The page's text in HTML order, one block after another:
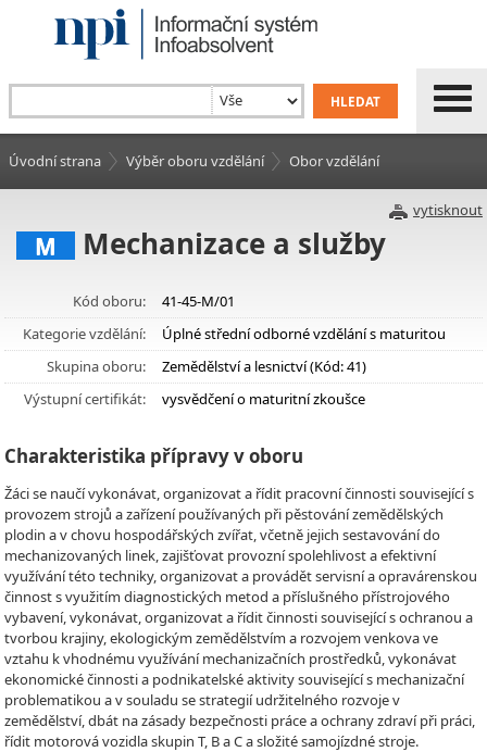
Úvodní strana Výběr oboru vzdělání Obor vzdělání
vytisknout
M Mechanizace a služby
Kód oboru:
41-45-M/01
Kategorie vzdělání:
Úplné střední odborné vzdělání s maturitou
Skupina oboru:
Zemědělství a lesnictví (Kód: 41)
Výstupní certifikát:
vysvědčení o maturitní zkoušce
Charakteristika přípravy v oboru
Žáci se naučí vykonávat, organizovat a řídit pracovní činnosti související s
provozem strojů a zařízení používaných při pěstování zemědělských
plodin a v chovu hospodářských zvířat, včetně jejich sestavování do
mechanizovaných linek, zajišťovat provozní spolehlivost a efektivní
využívání této techniky, organizovat a provádět servisní a opravárenskou
činnost s využitím diagnostických metod a příslušného přístrojového
vybavení, vykonávat, organizovat a řídit činnosti související s ochranou a
tvorbou krajiny, ekologickým zemědělstvím a rozvojem venkova ve
vztahu k vhodnému využívání mechanizačních prostředků, vykonávat
ekonomické činnosti a podnikatelské aktivity související s mechanizační
problematikou a v souladu se strategií udržitelného rozvoje v
zemědělství, dbát na zásady bezpečnosti práce a ochrany zdraví při práci,
řídit motorová vozidla skupin T, B a C a složité samojízdné stroje.